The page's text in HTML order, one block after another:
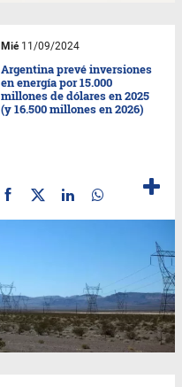
Mié11/09/2024
Argentina prevé inversiones
en energía por 15.000
millones de dólares en 2025
(y 16.500 millones en 2026)